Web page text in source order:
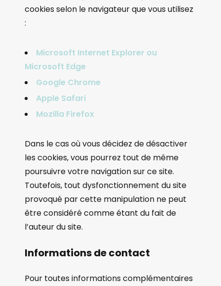
cookies selon le navigateur que vous utilisez
:
Microsoft Internet Explorer ou
Microsoft Edge
Google Chrome
Apple Safari
Mozilla Firefox
Dans le cas où vous décidez de désactiver
les cookies, vous pourrez tout de même
poursuivre votre navigation sur ce site.
Toutefois, tout dysfonctionnement du site
provoqué par cette manipulation ne peut
être considéré comme étant du fait de
l’auteur du site.
Informations de contact
Pour toutes informations complémentaires